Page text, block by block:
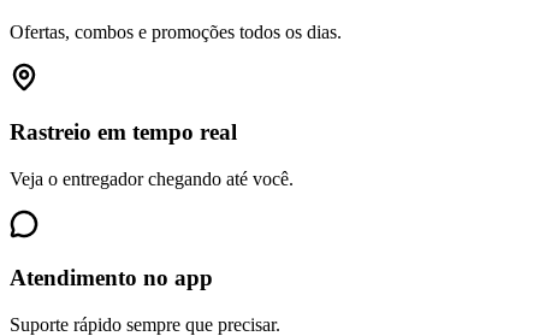
Ofertas, combos e promoções todos os dias.
Rastreio em tempo real
Veja o entregador chegando até você.
Atendimento no app
Suporte rápido sempre que precisar.